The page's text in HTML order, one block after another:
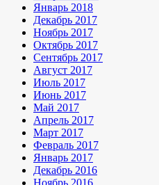
Январь 2018
Декабрь 2017
Ноябрь 2017
Октябрь 2017
Сентябрь 2017
Август 2017
Июль 2017
Июнь 2017
Май 2017
Апрель 2017
Март 2017
Февраль 2017
Январь 2017
Декабрь 2016